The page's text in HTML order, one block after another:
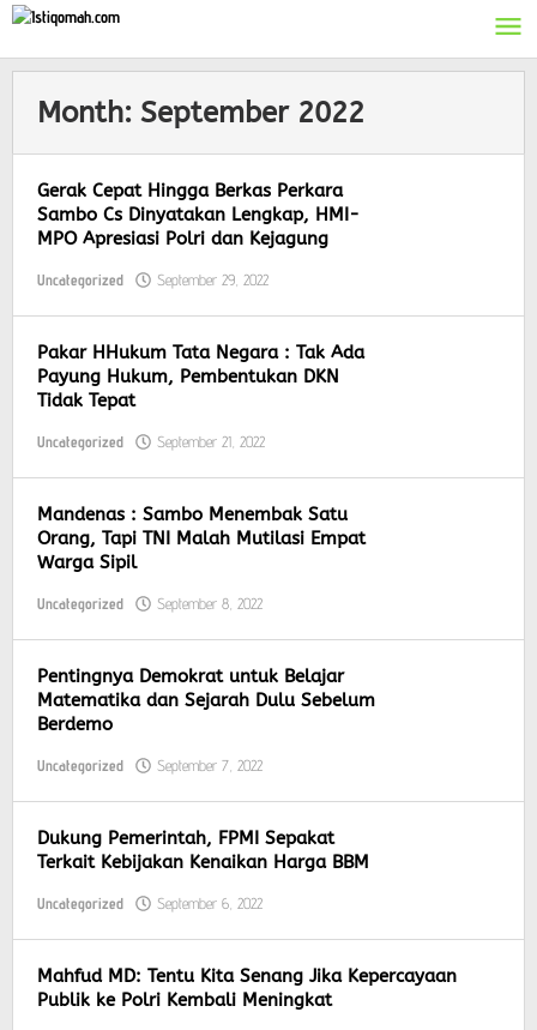
Skip
content
Month: September 2022
Gerak Cepat Hingga Berkas Perkara
Sambo Cs Dinyatakan Lengkap, HMI-
MPO Apresiasi Polri dan Kejagung
Uncategorized September 29, 2022
Pakar HHukum Tata Negara : Tak Ada
Payung Hukum, Pembentukan DKN
Tidak Tepat
Uncategorized September 21, 2022
Mandenas : Sambo Menembak Satu
Orang, Tapi TNI Malah Mutilasi Empat
Warga Sipil
Uncategorized September 8, 2022
Pentingnya Demokrat untuk Belajar
Matematika dan Sejarah Dulu Sebelum
Berdemo
Uncategorized September 7, 2022
Dukung Pemerintah, FPMI Sepakat
Terkait Kebijakan Kenaikan Harga BBM
Uncategorized September 6, 2022
Mahfud MD: Tentu Kita Senang Jika Kepercayaan
Publik ke Polri Kembali Meningkat